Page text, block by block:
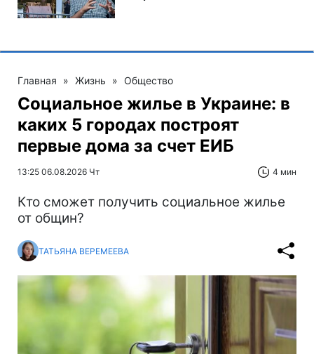
Главная » Жизнь » Общество
Социальное жилье в Украине: в
каких 5 городах построят
первые дома за счет ЕИБ
13:25 06.08.2026 Чт 4 мин
Кто сможет получить социальное жилье
от общин?
ТАТЬЯНА ВЕРЕМЕЕВА